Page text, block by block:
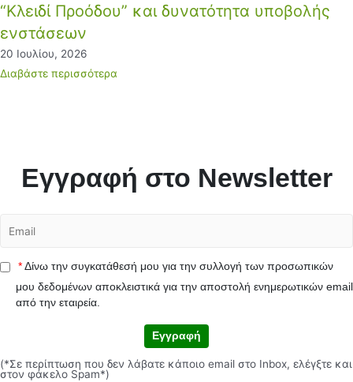
“Κλειδί Προόδου” και δυνατότητα υποβολής
ενστάσεων
20 Ιουλίου, 2026
Διαβάστε περισσότερα
Εγγραφή στο Newsletter
* Δίνω την συγκατάθεσή μου για την συλλογή των προσωπικών
μου δεδομένων αποκλειστικά για την αποστολή ενημερωτικών email
από την εταιρεία.
Εγγραφή
(*Σε περίπτωση που δεν λάβατε κάποιο email στο Inbox, ελέγξτε και
στον φάκελο Spam*)